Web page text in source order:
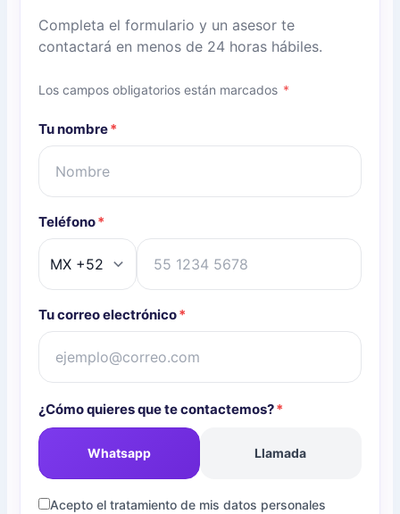
Completa el formulario y un asesor te
contactará en menos de 24 horas hábiles.
Los campos obligatorios están marcados *
Tu nombre*
Teléfono*
Tu correo electrónico*
¿Cómo quieres que te contactemos?*
Whatsapp Llamada
Acepto el tratamiento de mis datos personales